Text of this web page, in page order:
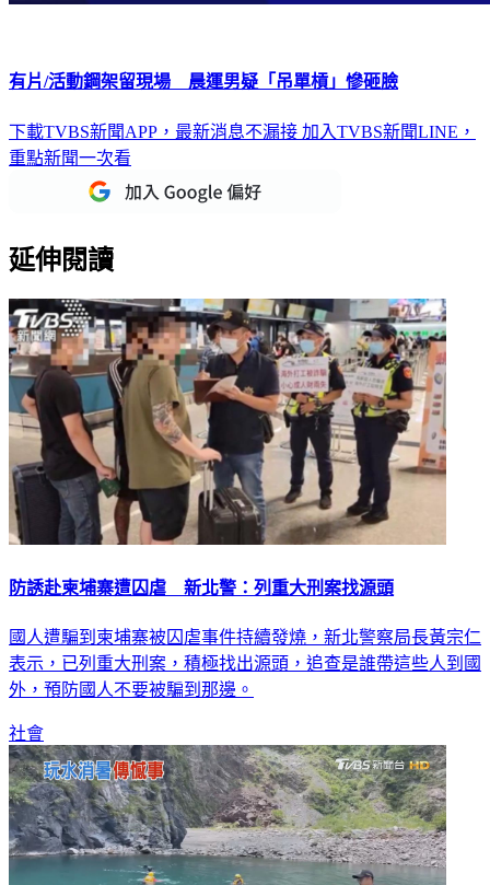
有片/活動鋼架留現場 晨運男疑「吊單槓」慘砸臉
下載TVBS新聞APP，最新消息不漏接 加入TVBS新聞LINE，
重點新聞一次看
延伸閱讀
防誘赴柬埔寨遭囚虐 新北警：列重大刑案找源頭
國人遭騙到柬埔寨被囚虐事件持續發燒，新北警察局長黃宗仁
表示，已列重大刑案，積極找出源頭，追查是誰帶這些人到國
外，預防國人不要被騙到那邊。
社會